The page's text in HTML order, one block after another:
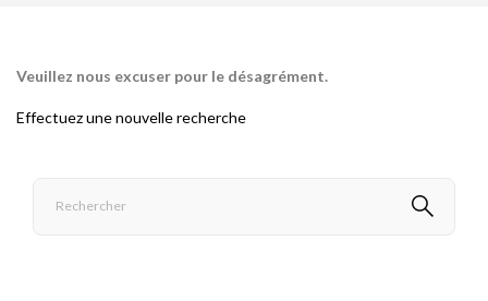
Veuillez nous excuser pour le désagrément.
Effectuez une nouvelle recherche